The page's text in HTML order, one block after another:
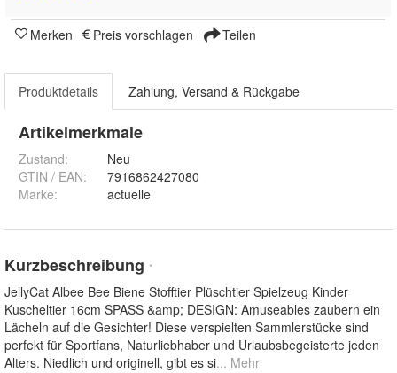
Merken Preis vorschlagen Teilen
Produktdetails Zahlung, Versand & Rückgabe
Artikelmerkmale
Zustand:
Neu
GTIN / EAN:
7916862427080
Marke:
actuelle
Kurzbeschreibung *
JellyCat Albee Bee Biene Stofftier Plüschtier Spielzeug Kinder
Kuscheltier 16cm SPASS &amp; DESIGN: Amuseables zaubern ein
Lächeln auf die Gesichter! Diese verspielten Sammlerstücke sind
perfekt für Sportfans, Naturliebhaber und Urlaubsbegeisterte jeden
Alters. Niedlich und originell, gibt es si... Mehr